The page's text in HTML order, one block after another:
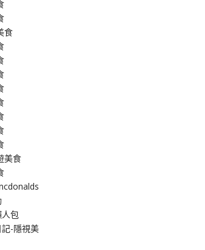
食
美食
包
-隱視美